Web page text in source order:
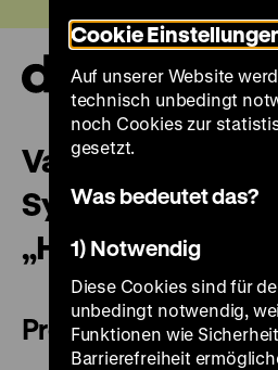
zum
Seiteninhalt
springen
Varieties of
Symposium in der
„Historische
Pressemitteilung
Cookie
Auf unserer Website
technisch unbedingt
noch Cookies zur
gesetzt.
Was bedeutet das?
1) Notwendig
Diese Cookies sind für
unbedingt notwendig,
Funktionen wie
Barrierefreiheit